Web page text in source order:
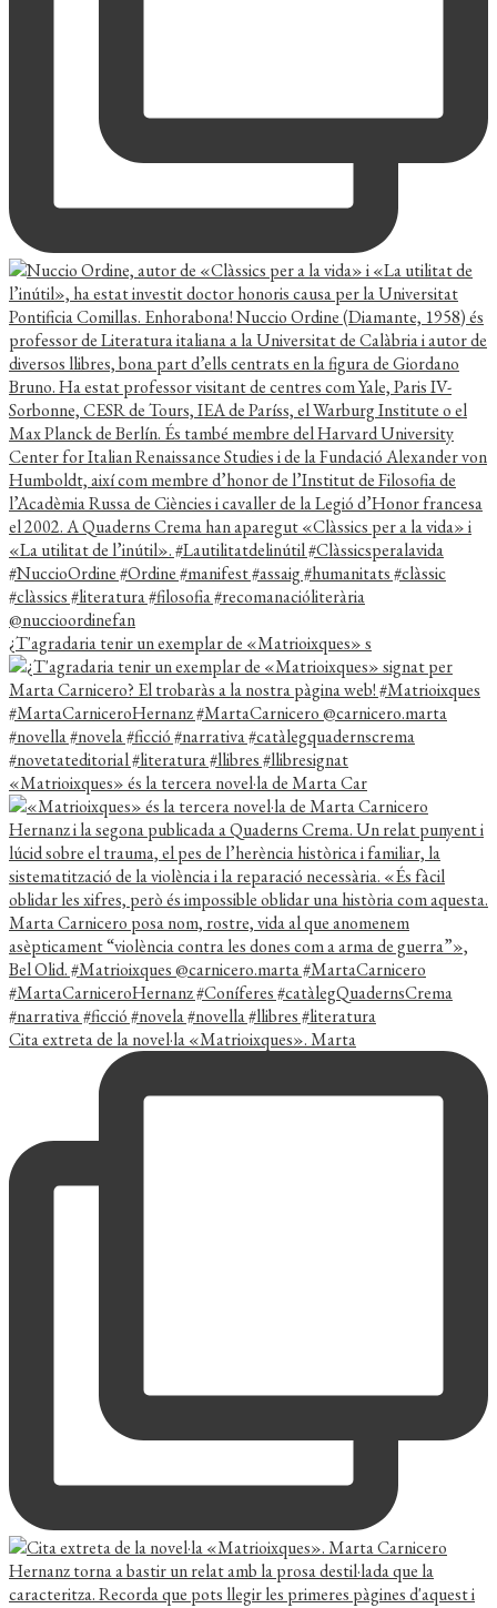
¿T'agradaria tenir un exemplar de «Matrioixques» s
«Matrioixques» és la tercera novel·la de Marta Car
Cita extreta de la novel·la «Matrioixques». Marta